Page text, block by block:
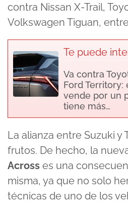
contra Nissan X-Trail,
Volkswagen Tiguan,
Te puede
Va contra
Ford Territory:
vende por un
tiene más…
La alianza entre Suzuki y
frutos. De hecho, la
Across es una
misma, ya que no solo
técnicas de uno de los